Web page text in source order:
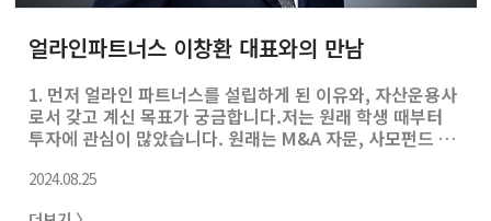
얼라인파트너스 이창환 대표와의 만남
1. 먼저 얼라인 파트너스를 설립하게 된 이유와, 자산운용사
로서 갖고 계신 목표가 궁금합니다.저는 원래 학생 때부터
투자에 관심이 많았습니다. 원래는 M&A 자문, 사모펀드 쪽
업들에 대해 공부를 많이 했습니다. 그러다 보니, 우리나라
2024.08.25